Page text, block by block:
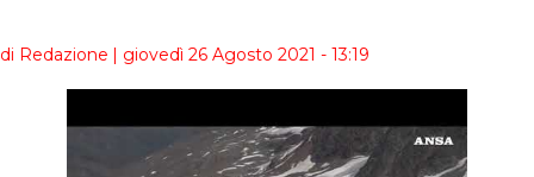
di Redazione | giovedì 26 Agosto 2021 - 13:19